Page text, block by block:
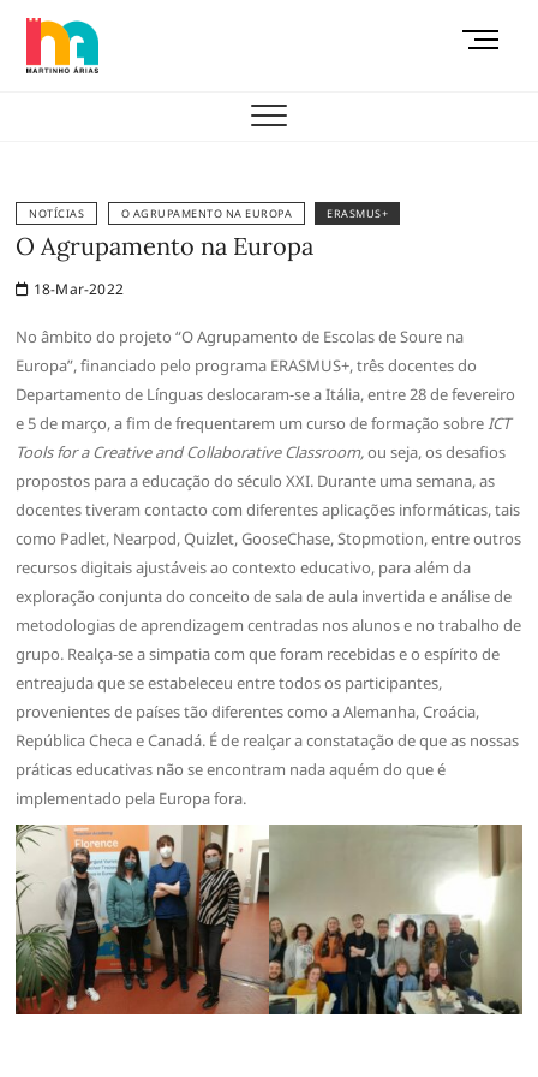
Skip
content
M
NOTÍCIAS O AGRUPAMENTO NA EUROPA ERASMUS+
O Agrupamento na Europa
18-Mar-2022
No âmbito do projeto “O Agrupamento de Escolas de Soure na
Europa”, financiado pelo programa ERASMUS+, três docentes do
Departamento de Línguas deslocaram-se a Itália, entre 28 de fevereiro
e 5 de março, a fim de frequentarem um curso de formação sobreICT
Tools for a Creative and Collaborative Classroom,ou seja, os desafios
propostos para a educação do século XXI. Durante uma semana, as
docentes tiveram contacto com diferentes aplicações informáticas, tais
como Padlet, Nearpod, Quizlet, GooseChase, Stopmotion, entre outros
recursos digitais ajustáveis ao contexto educativo, para além da
exploração conjunta do conceito de sala de aula invertida e análise de
metodologias de aprendizagem centradas nos alunos e no trabalho de
grupo. Realça-se a simpatia com que foram recebidas e o espírito de
entreajuda que se estabeleceu entre todos os participantes,
provenientes de países tão diferentes como a Alemanha, Croácia,
República Checa e Canadá. É de realçar a constatação de que as nossas
práticas educativas não se encontram nada aquém do que é
implementado pela Europa fora.